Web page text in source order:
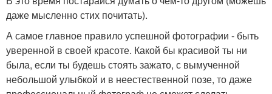
даже мысленно стих почитать).
А самое главное правило успешной фотографии - быть
уверенной в своей красоте. Какой бы красивой ты ни
была, если ты будешь стоять зажато, с вымученной
небольшой улыбкой и в неестественной позе, то даже